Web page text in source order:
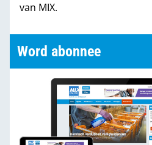
van MIX.
Word abonnee